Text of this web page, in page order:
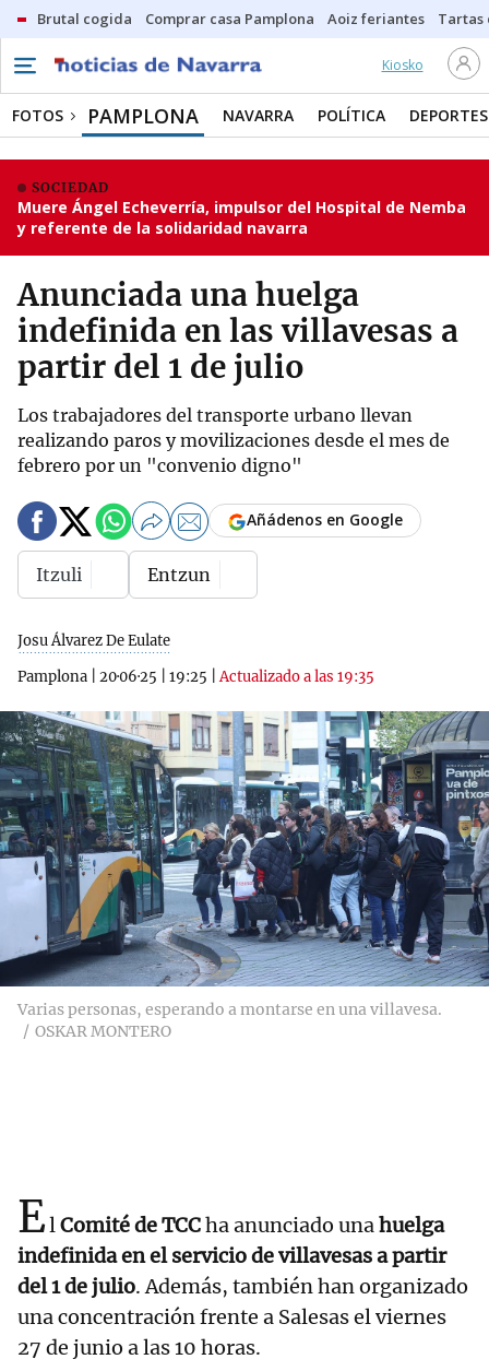
Brutal cogida Comprar casa Pamplona Aoiz feriantes Tartas
Kiosko
FOTOS PAMPLONA NAVARRA POLÍTICA DEPORTES
SOCIEDAD
Muere Ángel Echeverría, impulsor del Hospital de Nemba
y referente de la solidaridad navarra
Anunciada una huelga
indefinida en las villavesas a
partir del 1 de julio
Los trabajadores del transporte urbano llevan
realizando paros y movilizaciones desde el mes de
febrero por un "convenio digno"
Josu Álvarez De Eulate
Pamplona
20·06·25 19:25 |Actualizado a las 19:35
Añádenos en Google
Itzuli Entzun
Varias personas, esperando a montarse en una villavesa.
OSKAR MONTERO
ElComité de TCCha anunciado unahuelga
indefinida en el servicio de villavesas a partir
del 1 de julio. Además, también han organizado
una concentración frente a Salesas el viernes
27 de junio a las 10 horas.